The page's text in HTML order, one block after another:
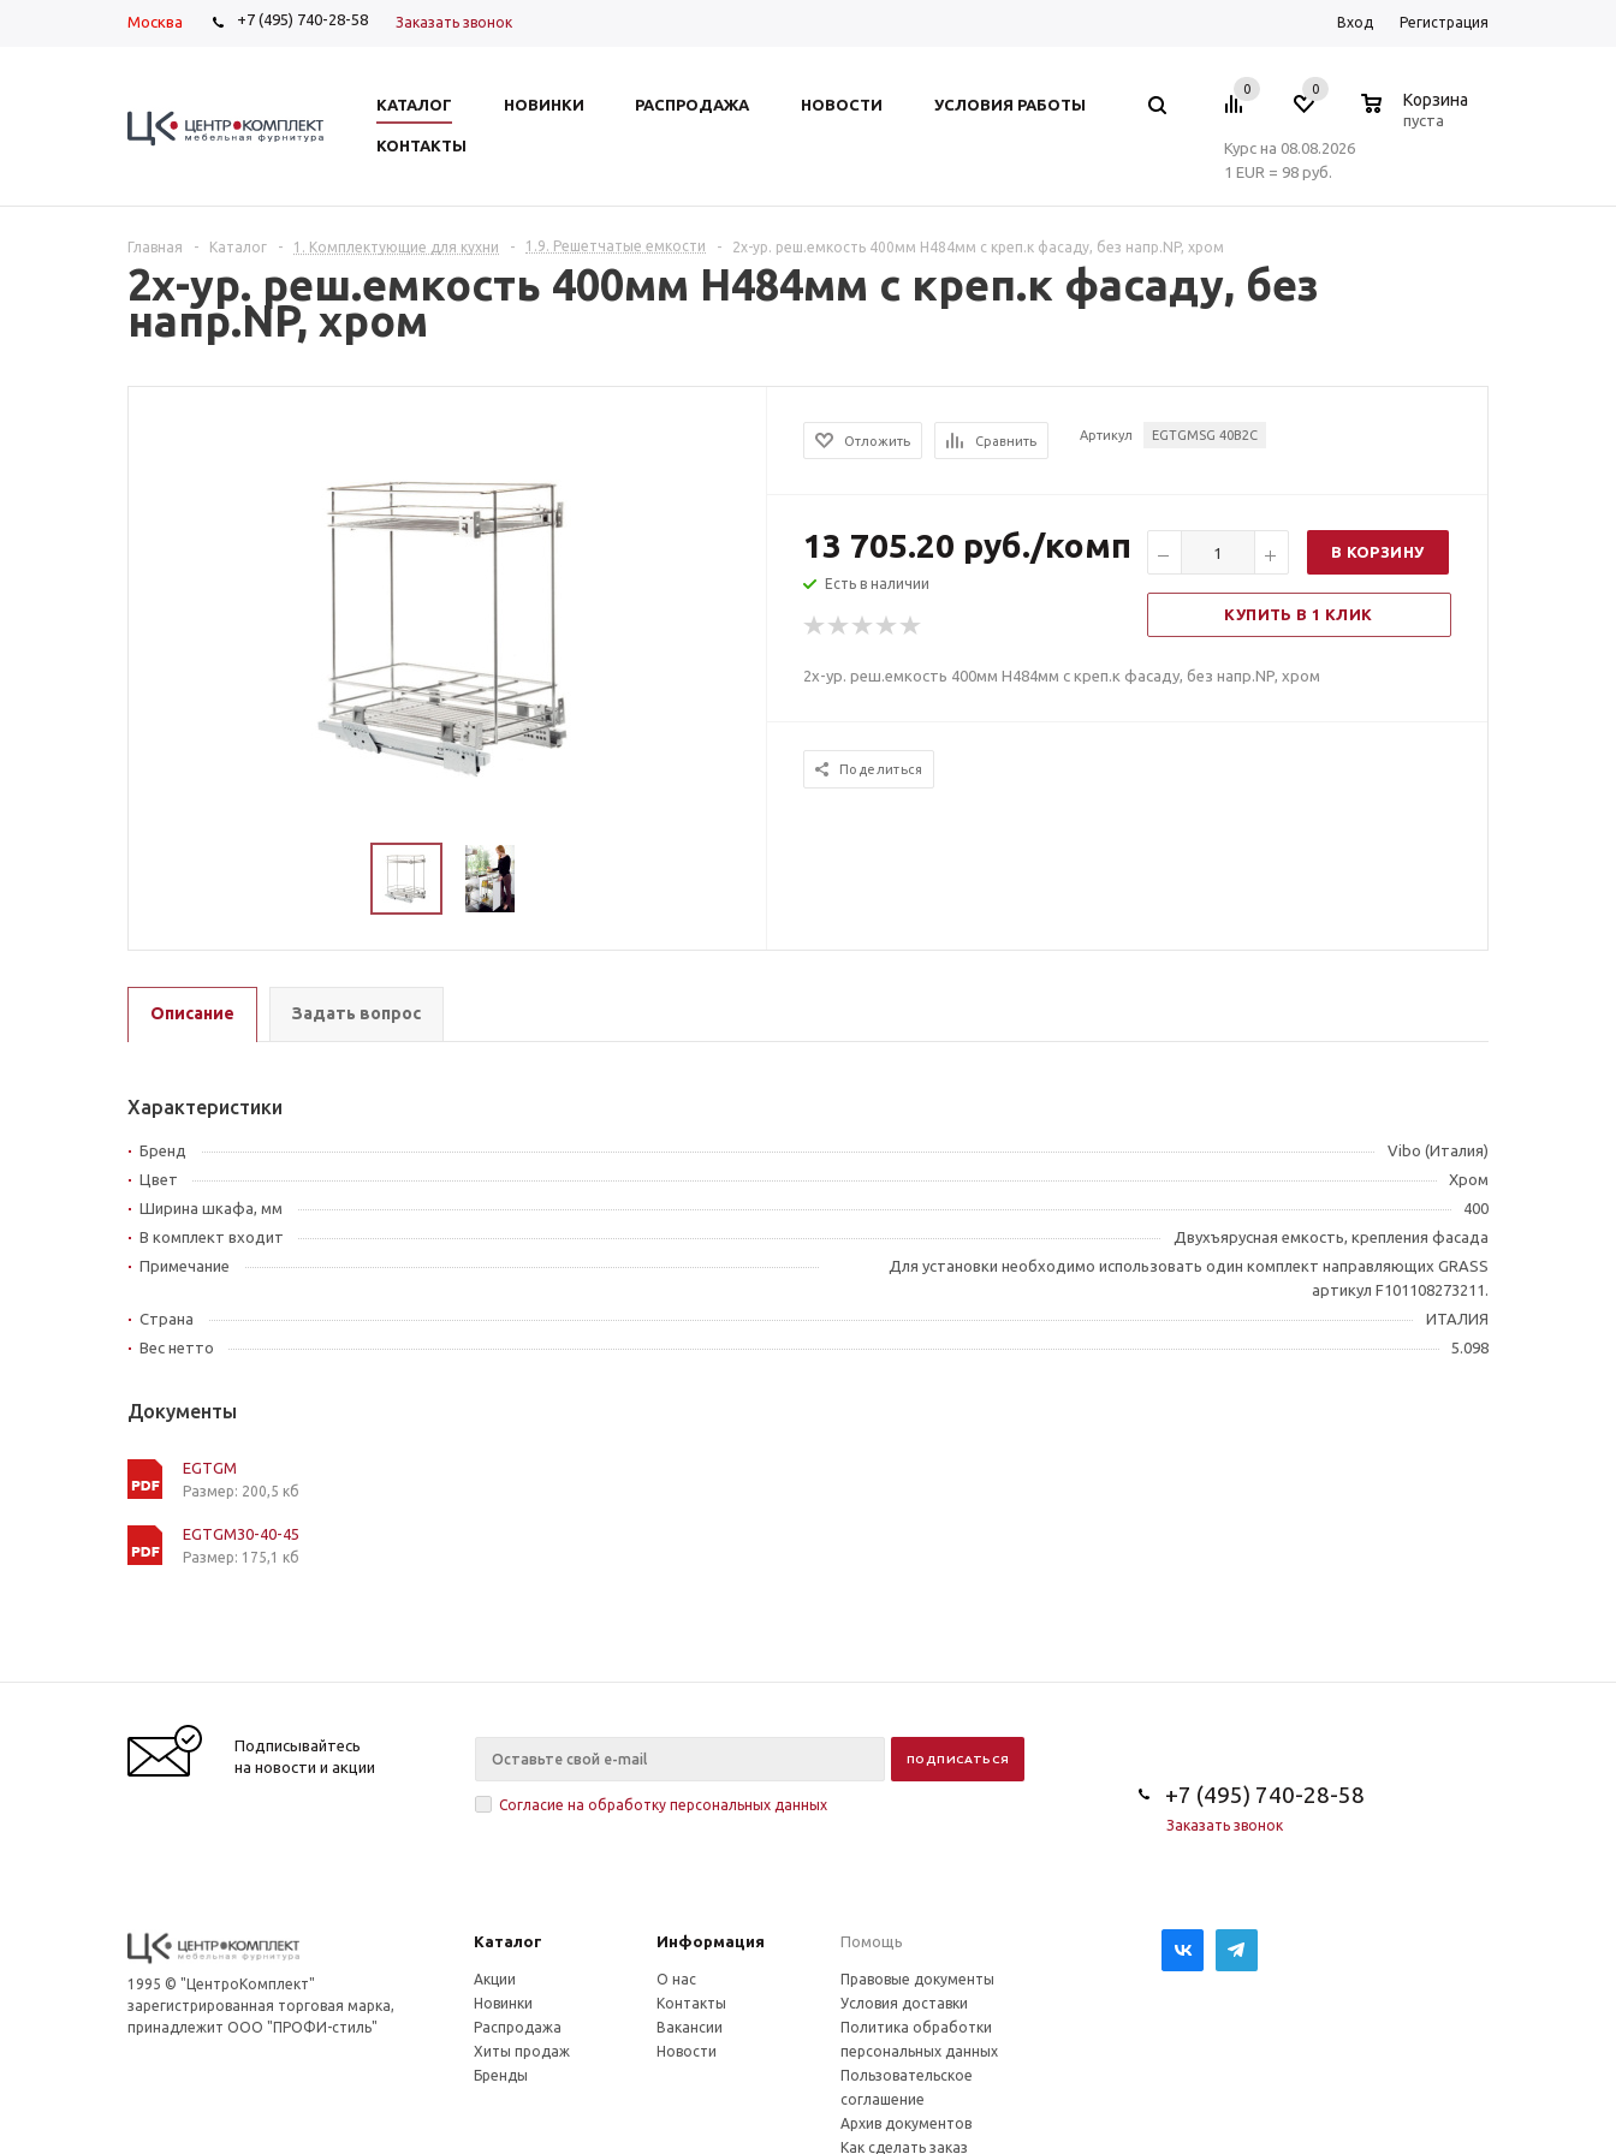
Москва +7 (495) 740-28-58 Заказать звонок Вход Регистрация
КАТАЛОГ НОВИНКИ РАСПРОДАЖА НОВОСТИ УСЛОВИЯ РАБОТЫ
КОНТАКТЫ
0 0
Корзина
пуста
Курс на 08.08.2026
1 EUR = 98 руб.
Главная - Каталог - 1. Комплектующие для кухни - 1.9. Решетчатые емкости - 2х-ур. реш.емкость 400мм H484мм с креп.к фасаду, без напр.NP, хром
2х-ур. реш.емкость 400мм H484мм с креп.к фасаду, без
напр.NP, хром
Отложить Сравнить Артикул EGTGMSG 40B2C
13 705.20 руб./комп
Есть в наличии
В КОРЗИНУ
КУПИТЬ В 1 КЛИК
2х-ур. реш.емкость 400мм H484мм с креп.к фасаду, без напр.NP, хром
Поделиться
Описание Задать вопрос
Характеристики
Бренд
Vibo (Италия)
Цвет
Хром
Ширина шкафа, мм
400
В комплект входит
Двухъярусная емкость, крепления фасада
Примечание
Для установки необходимо использовать один комплект направляющих GRASS
артикул F101108273211.
Страна
ИТАЛИЯ
Вес нетто
5.098
Документы
EGTGM
Размер: 200,5 кб
EGTGM30-40-45
Размер: 175,1 кб
Подписывайтесь
на новости и акции
Согласие на обработку персональных данных +7 (495) 740-28-58
Заказать звонок
1995 © "ЦентроКомплект"
зарегистрированная торговая марка,
принадлежит ООО "ПРОФИ-стиль"
Каталог Информация Помощь
Акции
Новинки
Распродажа
Хиты продаж
Бренды
О нас
Контакты
Вакансии
Новости
Правовые документы
Условия доставки
Политика обработки
персональных данных
Пользовательское
соглашение
Архив документов
Как сделать заказ